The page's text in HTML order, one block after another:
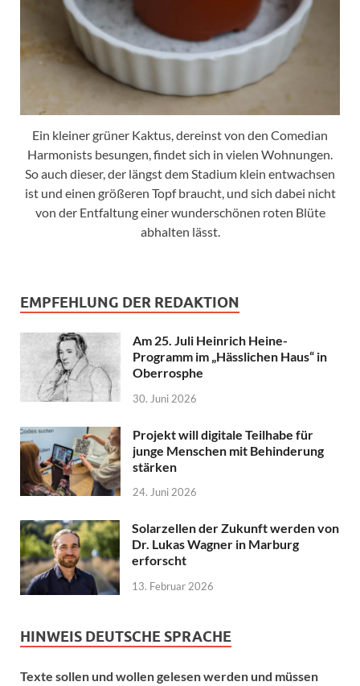
Ein kleiner grüner Kaktus, dereinst von den Comedian
Harmonists besungen, findet sich in vielen Wohnungen.
So auch dieser, der längst dem Stadium klein entwachsen
ist und einen größeren Topf braucht, und sich dabei nicht
von der Entfaltung einer wunderschönen roten Blüte
abhalten lässt.
EMPFEHLUNG DER REDAKTION
Am 25. Juli Heinrich Heine-
Programm im „Hässlichen Haus“ in
Oberrosphe
30. Juni 2026
Projekt will digitale Teilhabe für
junge Menschen mit Behinderung
stärken
24. Juni 2026
Solarzellen der Zukunft werden von
Dr. Lukas Wagner in Marburg
erforscht
13. Februar 2026
HINWEIS DEUTSCHE SPRACHE
Texte sollen und wollen gelesen werden und müssen